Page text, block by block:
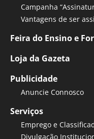
Campanha
Vantagens de ser
Feira do Ensino e
Loja da Gazeta
Publicidade
Anuncie Connosco
Serviços
Emprego e
Divulgação